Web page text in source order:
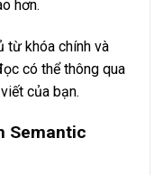
hơn.
từ khóa chính và
có thể thông qua
của bạn.
Semantic